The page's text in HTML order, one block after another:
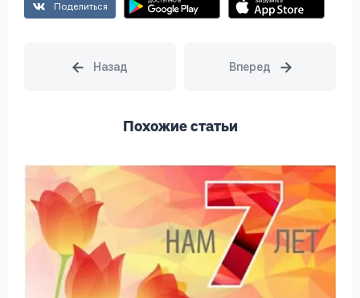
Поделиться
Похожие статьи